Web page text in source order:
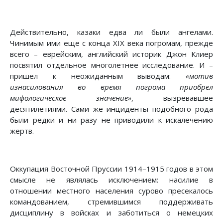
Действительно, казаки едва ли были ангелами.
Чинимым ими еще с конца XIX века погромам, прежде
всего – еврейским, английский историк Джон Клиер
посвятил отдельное многолетнее исследование. И –
пришел к неожиданным выводам: «мотив
изнасилования во время погрома приобрел
мифологическое значение», вызревавшее
десятилетиями. Сами же инциденты подобного рода
были редки и ни разу не приводили к искалечению
жертв.
Оккупация Восточной Пруссии 1914–1915 годов в этом
смысле не являлась исключением: насилие в
отношении местного населения сурово пресекалось
командованием, стремившимся поддерживать
дисциплину в войсках и заботиться о немецких